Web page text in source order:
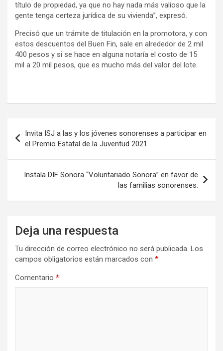
título de propiedad, ya que no hay nada más valioso que la
gente tenga certeza jurídica de su vivienda”, expresó.
Precisó que un trámite de titulación en la promotora, y con
estos descuentos del Buen Fin, sale en alrededor de 2 mil
400 pesos y si se hace en alguna notaría el costo de 15
mil a 20 mil pesos, que es mucho más del valor del lote.
de
entradas
Invita ISJ a las y los jóvenes sonorenses a participar en
el Premio Estatal de la Juventud 2021
Instala DIF Sonora “Voluntariado Sonora” en favor de
las familias sonorenses.
Deja una respuesta
Tu dirección de correo electrónico no será publicada. Los
campos obligatorios están marcados con *
Comentario *